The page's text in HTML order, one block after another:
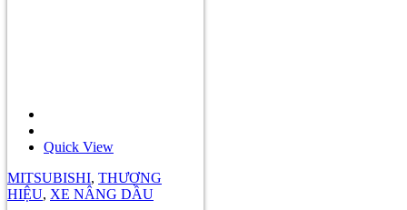
Quick View
MITSUBISHI, THƯƠNG
HIỆU, XE NÂNG DẦU